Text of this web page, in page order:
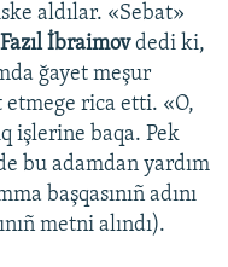
aldılar. «Sebat»
Fazıl İbraimovdedi ki,
ğayet meşur
etmege rica etti. «O,
işlerine baqa. Pek
bu adamdan yardım
başqasınıñ adını
metni alındı).